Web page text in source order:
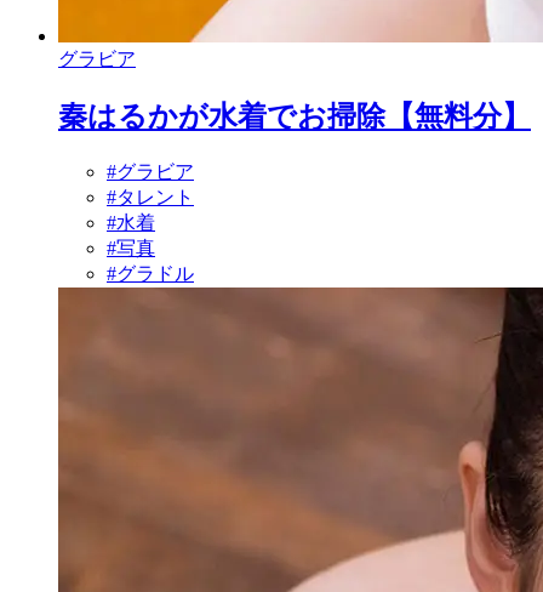
グラビア
秦はるかが水着でお掃除【無料分】
#グラビア
#タレント
#水着
#写真
#グラドル